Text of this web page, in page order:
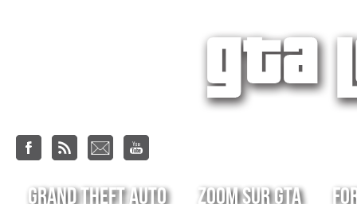
Grand Theft Auto Zoom sur GTA